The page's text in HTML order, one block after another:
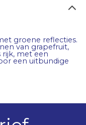
groene reflecties.
van grapefruit,
rijk, met een
een uitbundige